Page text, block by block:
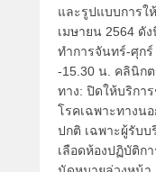
และรูปแบบการใ
เมษายน 2564 ดั
ทำการจันทร์-ศุกร์
-15.30 น. คลินิก
ทาง: ปิดให้บริกา
โรคเฉพาะทางน
ปกติ เฉพาะผู้รับบ
เลือดห้องปฏิบัติก